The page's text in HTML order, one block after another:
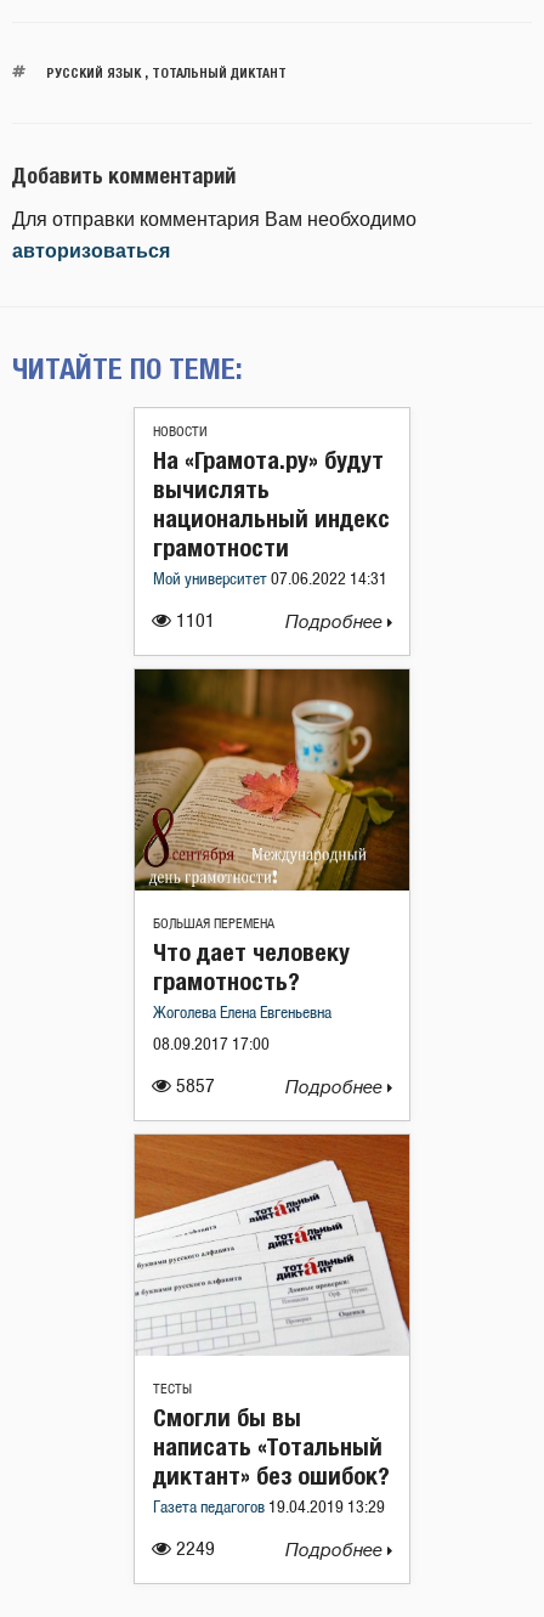
РУССКИЙ ЯЗЫК, ТОТАЛЬНЫЙ ДИКТАНТ
Добавить комментарий
Для отправки комментария Вам необходимо
авторизоваться
ЧИТАЙТЕ ПО ТЕМЕ:
НОВОСТИ
1101
На «Грамота.ру» будут
вычислять
национальный индекс
грамотности
Мой университет 07.06.2022 14:31
Подробнее
БОЛЬШАЯ ПЕРЕМЕНА
5857
Что дает человеку
грамотность?
Жоголева Елена Евгеньевна
08.09.2017 17:00
Подробнее
ТЕСТЫ
2249
Смогли бы вы
написать «Тотальный
диктант» без ошибок?
Газета педагогов 19.04.2019 13:29
Подробнее